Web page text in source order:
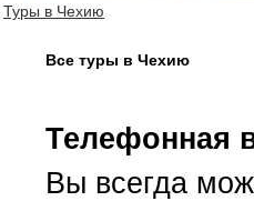
Туры в Чехию
Все туры в Чехию
Телефонная
Вы всегда